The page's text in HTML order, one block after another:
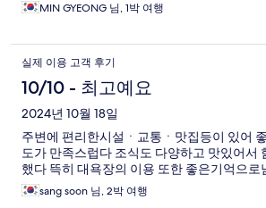
MIN GYEONG 님, 1박 여행
실제 이용 고객 후기
10/10 - 최고예요
2024년 10월 18일
주변에 편리한시설ㆍ교통ㆍ맛집등이 있어
도가 만족스럽다 조식도 다양하고 맛있어서
했다 뜩히 대욕장의 이용 또한 좋은기억으로
sang soon 님, 2박 여행